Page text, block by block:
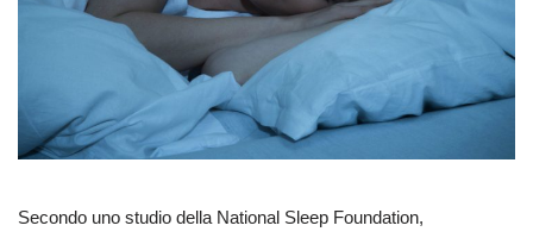
Secondo uno studio della National Sleep Foundation,